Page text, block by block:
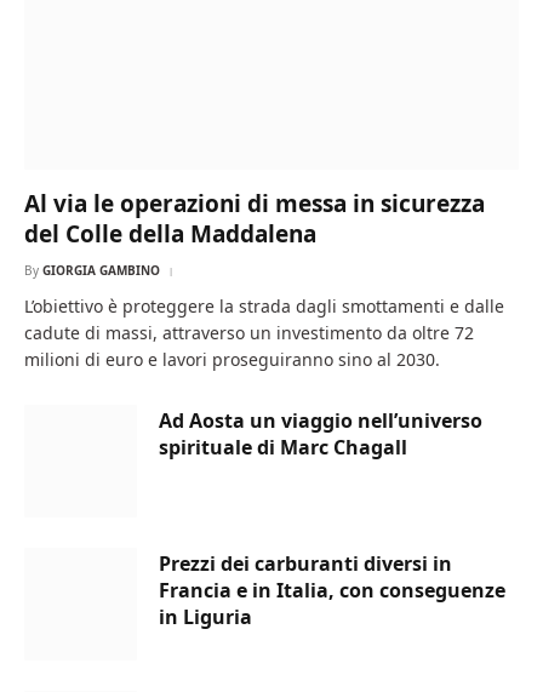
Al via le operazioni di messa in sicurezza
del Colle della Maddalena
By GIORGIA GAMBINO
L’obiettivo è proteggere la strada dagli smottamenti e dalle
cadute di massi, attraverso un investimento da oltre 72
milioni di euro e lavori proseguiranno sino al 2030.
Ad Aosta un viaggio nell’universo
spirituale di Marc Chagall
Prezzi dei carburanti diversi in
Francia e in Italia, con conseguenze
in Liguria